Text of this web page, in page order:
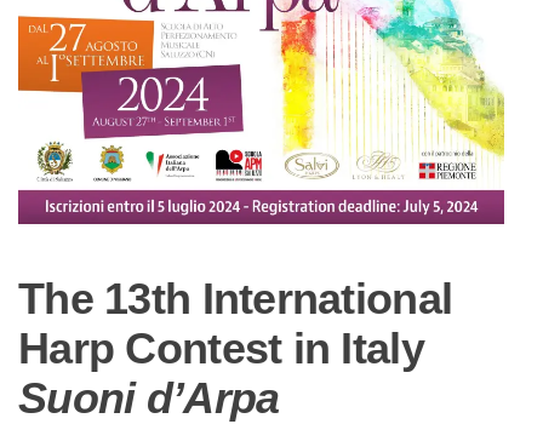
The 13th International
Harp Contest in Italy
Suoni d’Arpa